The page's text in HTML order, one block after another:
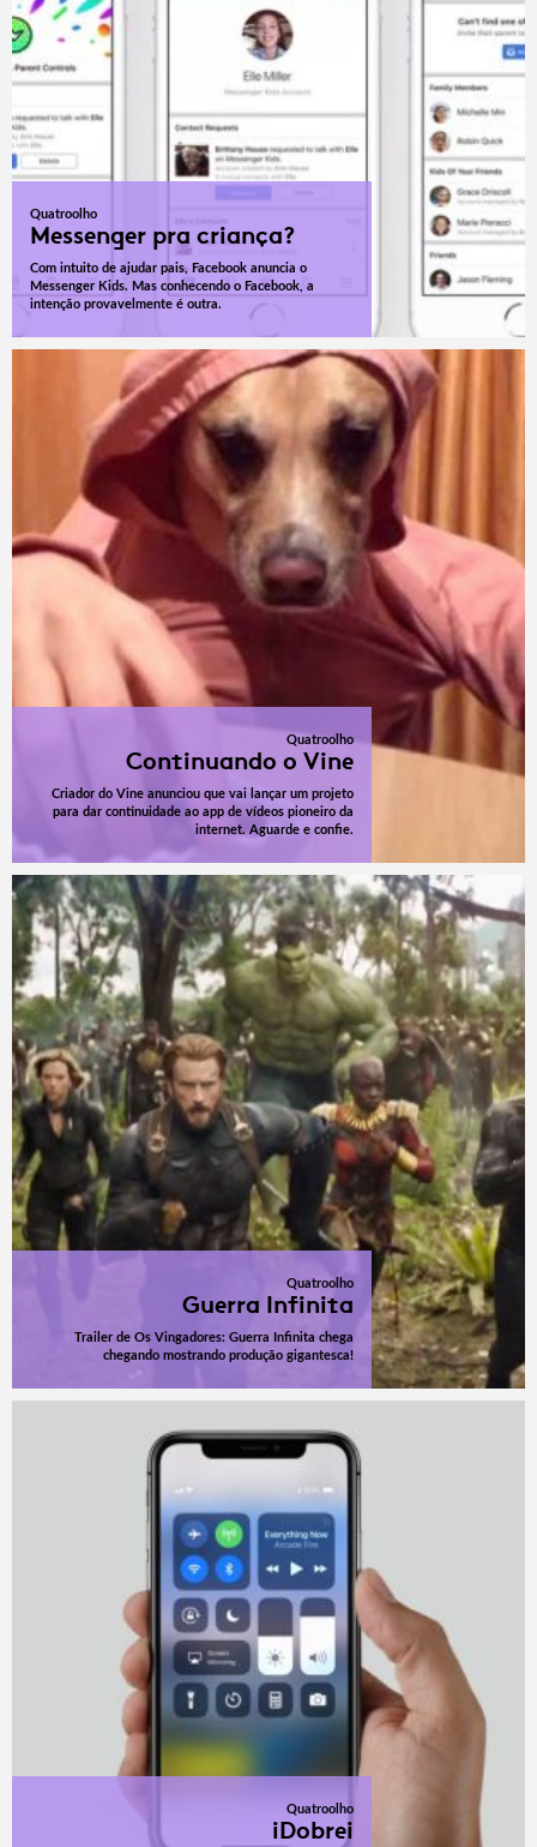
Quatroolho
Messenger pra criança?
Com intuito de ajudar pais, Facebook anuncia o
Messenger Kids. Mas conhecendo o Facebook, a
intenção provavelmente é outra.
Quatroolho
Continuando o Vine
Criador do Vine anunciou que vai lançar um projeto
para dar continuidade ao app de vídeos pioneiro da
internet. Aguarde e confie.
Quatroolho
Guerra Infinita
Trailer de Os Vingadores: Guerra Infinita chega
chegando mostrando produção gigantesca!
Quatroolho
iDobrei